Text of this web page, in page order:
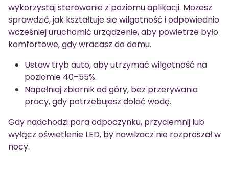
wykorzystaj sterowanie z poziomu aplikacji. Możesz
sprawdzić, jak kształtuje się wilgotność i odpowiednio
wcześniej uruchomić urządzenie, aby powietrze było
komfortowe, gdy wracasz do domu.
Ustaw tryb auto, aby utrzymać wilgotność na
poziomie 40–55%.
Napełniaj zbiornik od góry, bez przerywania
pracy, gdy potrzebujesz dolać wodę.
Gdy nadchodzi pora odpoczynku, przyciemnij lub
wyłącz oświetlenie LED, by nawilżacz nie rozpraszał w
nocy.